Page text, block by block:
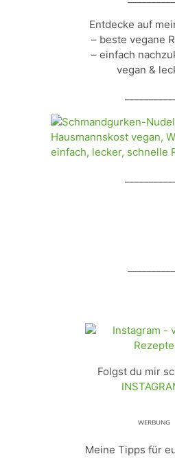
Entdecke auf
– beste vegane
– einfach
vegan &
Folgst du mir
ᵂᴱᴿᴮᵁᴺᴳ
Meine Tipps für